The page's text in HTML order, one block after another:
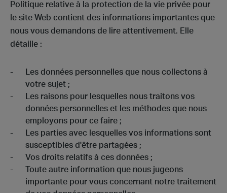
Politique relative à la protection de la vie privée pour
le site Web contient des informations importantes que
nous vous demandons de lire attentivement. Elle
détaille :
Les données personnelles que nous collectons à
votre sujet ;
Les raisons pour lesquelles nous traitons vos
données personnelles et les méthodes que nous
employons pour ce faire ;
Les parties avec lesquelles vos informations sont
susceptibles d'être partagées ;
Vos droits relatifs à ces données ;
Toute autre information que nous jugeons
importante pour vous concernant notre traitement